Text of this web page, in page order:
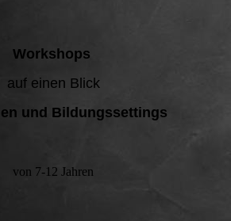
Workshops
auf einen Blick
und Bildungssettings
von 7-12 Jahren